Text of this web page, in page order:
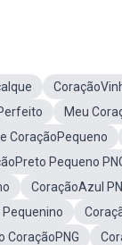
Meu
CoraçãoPequeno
Pequeno
CoraçãoAzul
CoraçãoPNG